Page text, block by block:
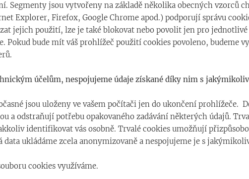
Segmenty jsou vytvořeny na základě několika obecných vzorců
Explorer, Firefox, Google Chrome apod.) podporují správu
jejich použití, lze je také blokovat nebo povolit jen pro
Pokud bude mít váš prohlížeč použití cookies povoleno, budeme
účelům, nespojujeme údaje získané díky nim s
jsou uloženy ve vašem počítači jen do ukončení
a odstraňují potřebu opakovaného zadávání některých údajů.
identifikovat vás osobně. Trvalé cookies umožňují
ukládáme zcela anonymizovaně a nespojujeme je s
cookies využíváme.